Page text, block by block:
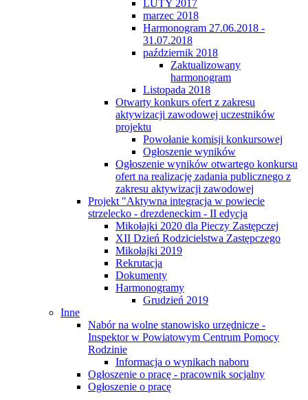
LUTY 2017
marzec 2018
Harmonogram 27.06.2018 -
31.07.2018
październik 2018
Zaktualizowany
harmonogram
Listopada 2018
Otwarty konkurs ofert z zakresu
aktywizacji zawodowej uczestników
projektu
Powołanie komisji konkursowej
Ogłoszenie wyników
Ogłoszenie wyników otwartego konkursu
ofert na realizację zadania publicznego z
zakresu aktywizacji zawodowej
Projekt "Aktywna integracja w powiecie
strzelecko - drezdeneckim - II edycja
Mikołajki 2020 dla Pieczy Zastępczej
XII Dzień Rodzicielstwa Zastępczego
Mikołajki 2019
Rekrutacja
Dokumenty
Harmonogramy
Grudzień 2019
Inne
Nabór na wolne stanowisko urzędnicze -
Inspektor w Powiatowym Centrum Pomocy
Rodzinie
Informacja o wynikach naboru
Ogłoszenie o pracę - pracownik socjalny
Ogłoszenie o pracę